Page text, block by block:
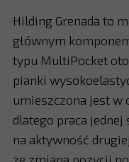
Hilding Grenada to
głównym
typu MultiPocket
pianki
umieszczona jest w
dlatego praca jednej
na aktywność
że zmiana pozycji